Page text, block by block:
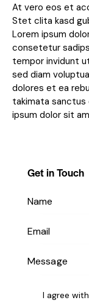
At vero eos et
Stet clita kasd
Lorem ipsum
consetetur
tempor invidunt
sed diam
dolores et ea
takimata sanctus
ipsum dolor sit
Get in Touch
I agree